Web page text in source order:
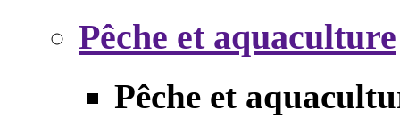
Pêche et aquaculture
Pêche et